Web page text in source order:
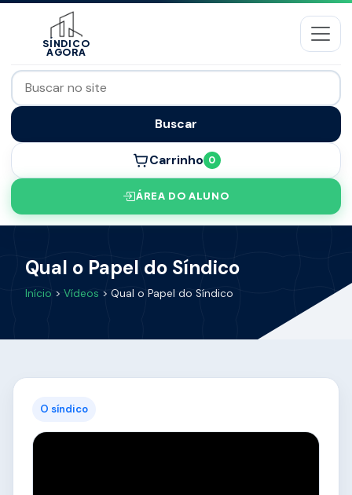
SÍNDICO
AGORA
Buscar
Carrinho 0
ÁREA DO ALUNO
Qual o Papel do Síndico
Início > Vídeos > Qual o Papel do Síndico
O síndico